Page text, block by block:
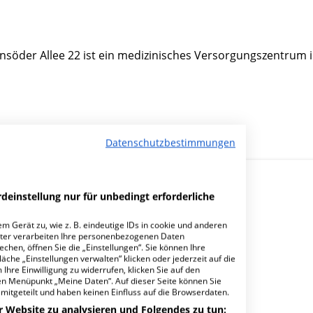
Allee 22 ist ein medizinisches Versorgungszentrum
Dr. Hein & Dr. Spehr?
Datenschutzbestimmungen
nur für unbedingt erforderliche
Gerät zu, wie z. B. eindeutige IDs in cookie und anderen
verarbeiten Ihre personenbezogenen Daten
öffnen Sie die „Einstellungen“. Sie können Ihre
„Einstellungen verwalten“ klicken oder jederzeit auf die
Einwilligung zu widerrufen, klicken Sie auf den
Menüpunkt „Meine Daten“. Auf dieser Seite können Sie
und haben keinen Einfluss auf die Browserdaten.
zu analysieren und Folgendes zu tun: